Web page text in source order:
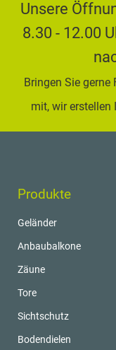
Unsere
8.30 - 12.00
Bringen Sie
mit, wir erstellen
Produkte
Geländer
Anbaubalkone
Zäune
Tore
Sichtschutz
Bodendielen